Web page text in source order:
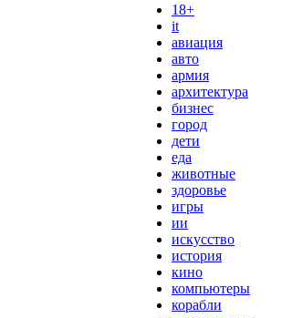
18+
it
авиация
авто
армия
архитектура
бизнес
город
дети
еда
животные
здоровье
игры
ии
искусство
история
кино
компьютеры
корабли